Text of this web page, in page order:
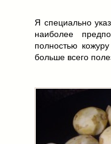
Я специально
наиболее
полностью
больше всего